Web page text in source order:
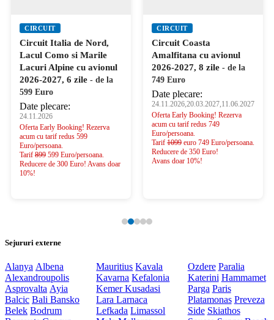
CIRCUIT
Circuit Italia de Nord,
Lacul Como si Marile
Lacuri Alpine cu avionul
2026-2027, 6 zile - de la
599 Euro
Date plecare:
24.11.2026
Oferta Early Booking! Rezerva
acum cu tarif redus 599
Euro/persoana.
Tarif 899 599 Euro/persoana.
Reducere de 300 Euro! Avans doar
10%!
CIRCUIT
Circuit Coasta
Amalfitana cu avionul
2026-2027, 8 zile - de la
749 Euro
Date plecare:
24.11.2026,20.03.2027,11.06.2027
Oferta Early Booking! Rezerva
acum cu tarif redus 749
Euro/persoana.
Tarif 1099 euro 749 Euro/persoana.
Reducere de 350 Euro!
Avans doar 10%!
Sejururi externe
Alanya Albena
Alexandroupolis
Asprovalta Ayia
Balcic Bali Bansko
Belek Bodrum
Mauritius Kavala
Kavarna Kefalonia
KemerKusadasi
LaraLarnaca
Lefkada Limassol
Ozdere Paralia
Katerini Hammamet
Parga Paris
Platamonas Preveza
Side Skiathos